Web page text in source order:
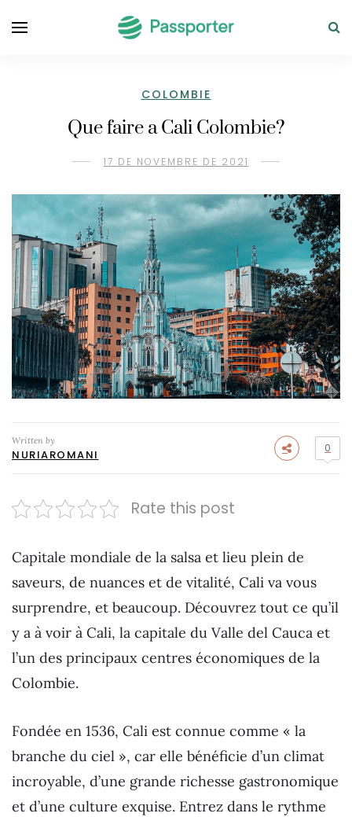
COLOMBIE
Que faire a Cali Colombie?
17 DE NOVEMBRE DE 2021
Written by
NURIAROMANI 0
Rate this post
Capitale mondiale de la salsa et lieu plein de
saveurs, de nuances et de vitalité, Cali va vous
surprendre, et beaucoup. Découvrez tout ce qu’il
y a à voir à Cali, la capitale du Valle del Cauca et
l’un des principaux centres économiques de la
Colombie.
Fondée en 1536, Cali est connue comme « la
branche du ciel », car elle bénéficie d’un climat
incroyable, d’une grande richesse gastronomique
et d’une culture exquise. Entrez dans le rythme